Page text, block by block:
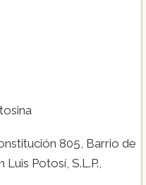
805, Barrio de
Potosí, S.L.P.,